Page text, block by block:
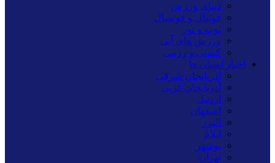
دنیای ورزش
فوتبال و فوتسال
توپ و تور
ورزش های آبی
کشتی و رزمی
اخبار استان ها
آذربایجان شرقی
آذربایجان غربی
اردبیل
اصفهان
البرز
ایلام
بوشهر
تهران